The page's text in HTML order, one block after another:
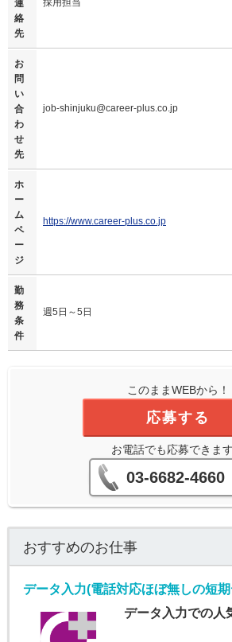
連
絡
先
採用担当
お
問
い
合
わ
せ
先
job-shinjuku@career-plus.co.jp
ホ
ー
ム
ペ
ー
ジ
https://www.career-plus.co.jp
勤
務
条
件
週5日～5日
このままWEBから！
応募する
お電話でも応募できます
03-6682-4660
おすすめのお仕事
データ入力(電話対応ほぼ無しの短
データ入力での人